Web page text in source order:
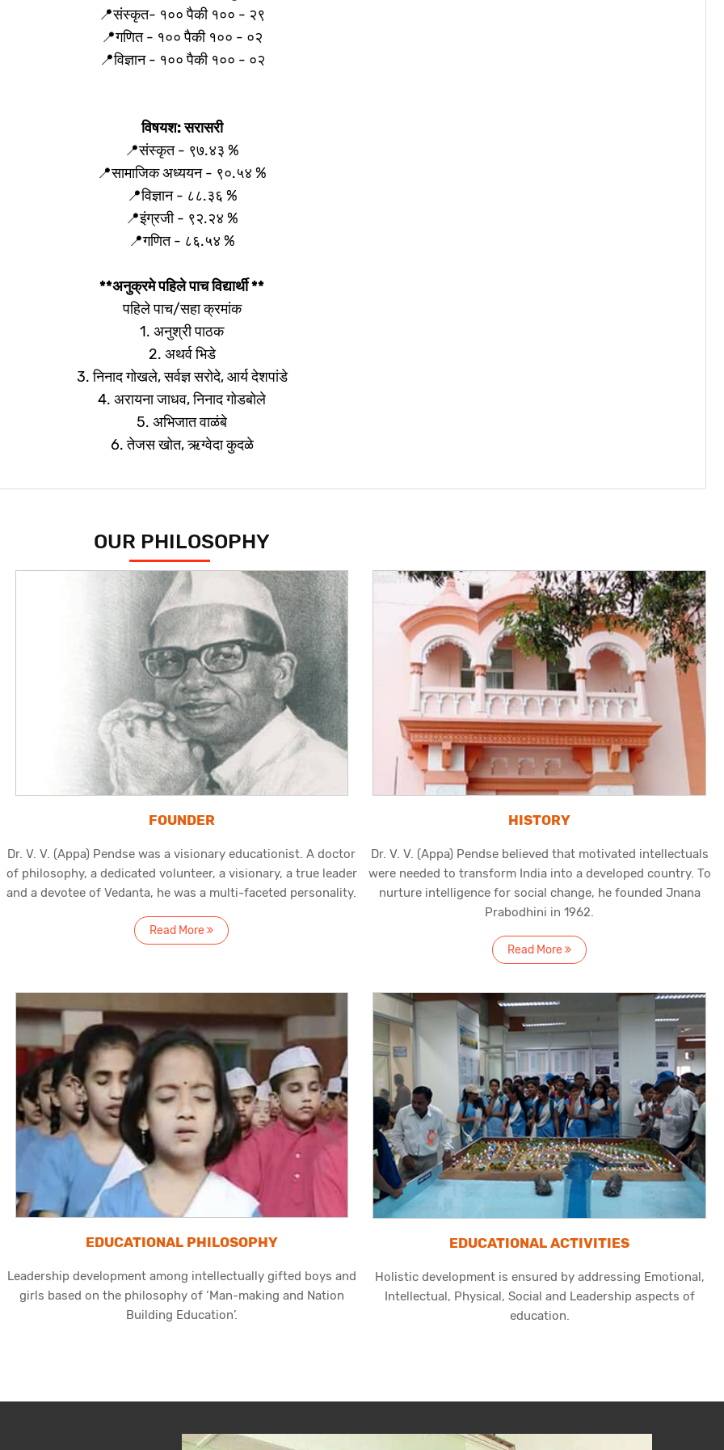
📍संस्कृत- १०० पैकी १०० - २९
📍गणित - १०० पैकी १०० - ०२
📍विज्ञान - १०० पैकी १०० - ०२
विषयश: सरासरी
📍संस्कृत - ९७.४३ %
📍सामाजिक अध्ययन - ९०.५४ %
📍विज्ञान - ८८.३६ %
📍इंग्रजी - ९२.२४ %
📍गणित - ८६.५४ %
**अनुक्रमे पहिले पाच विद्यार्थी **
पहिले पाच/सहा क्रमांक
1. अनुश्री पाठक
2. अथर्व भिडे
3. निनाद गोखले, सर्वज्ञ सरोदे, आर्य देशपांडे
4. अरायना जाधव, निनाद गोडबोले
5. अभिजात वाळंबे
6. तेजस खोत, ऋग्वेदा कुदळे
OUR PHILOSOPHY
FOUNDER
Dr. V. V. (Appa) Pendse was a visionary educationist. A doctor
of philosophy, a dedicated volunteer, a visionary, a true leader
and a devotee of Vedanta, he was a multi-faceted personality.
Read More
HISTORY
Dr. V. V. (Appa) Pendse believed that motivated intellectuals
were needed to transform India into a developed country. To
nurture intelligence for social change, he founded Jnana
Prabodhini in 1962.
Read More
EDUCATIONAL PHILOSOPHY
Leadership development among intellectually gifted boys and
girls based on the philosophy of ‘Man-making and Nation
Building Education’.
EDUCATIONAL ACTIVITIES
Holistic development is ensured by addressing Emotional,
Intellectual, Physical, Social and Leadership aspects of
education.